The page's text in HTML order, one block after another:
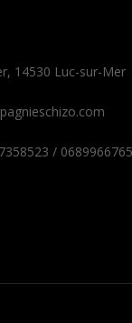
14530 Luc-sur-Mer
/ 0689966765